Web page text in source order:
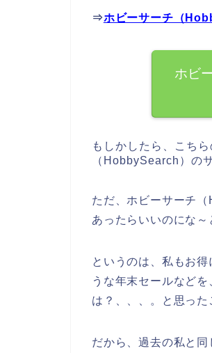
⇒ホビーサーチ（
ホビ
もしかしたら、こち
（HobbySearch）の
ただ、ホビーサーチ
あったらいいのにな
というのは、私もお
うな年末セールなど
は？、、、。と思った
だから、過去の私と